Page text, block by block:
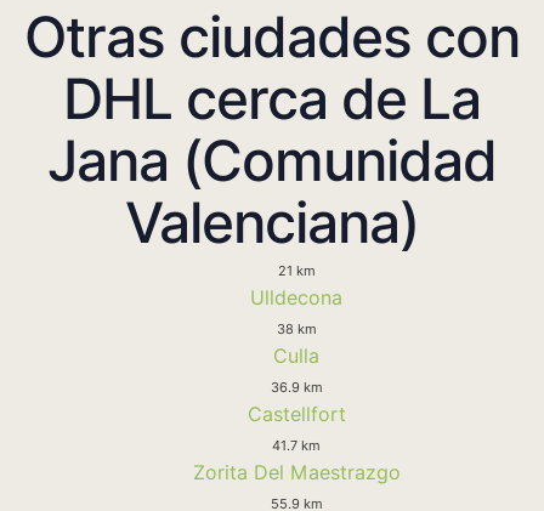
Otras ciudades con
DHL cerca de La
Jana (Comunidad
Valenciana)
21 km
Ulldecona
38 km
Culla
36.9 km
Castellfort
41.7 km
Zorita Del Maestrazgo
55.9 km